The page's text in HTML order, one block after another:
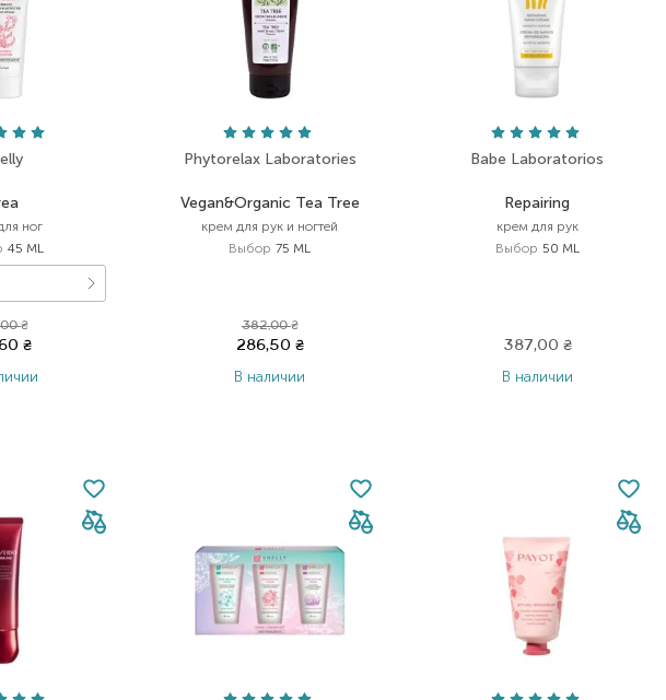
ног
45 ML
₴
₴
Phytorelax Laboratories
Vegan&Organic Tea Tree
крем для рук и ногтей
Выбор 75 ML
382,00₴
286,50 ₴
В наличии
Babe Laboratorios
Repairing
крем для рук
Выбор 50 ML
387,00 ₴
В наличии